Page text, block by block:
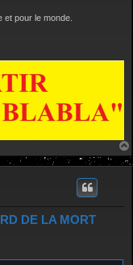
et pour le monde.
DE LA MORT